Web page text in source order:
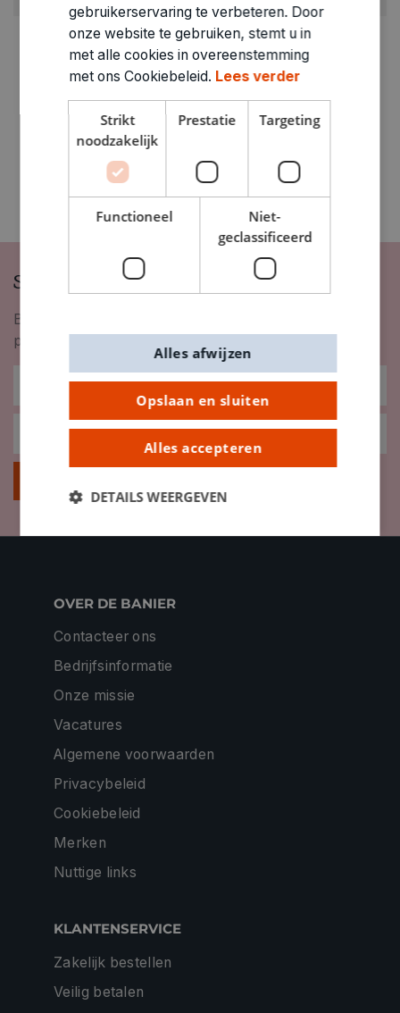
ARTIKELNUMMER
7200583
Schrijf je in op onze nieuwsbrief
Blijf op de hoogte van nieuwigheden, inspiratie,
promoties en meer!
OVER DE BANIER
Contacteer ons
Bedrijfsinformatie
Onze missie
Vacatures
Algemene voorwaarden
Privacybeleid
Cookiebeleid
Merken
Nuttige links
KLANTENSERVICE
Zakelijk bestellen
Veilig betalen
gebruikerservaring te verbeteren. Door
onze website te gebruiken, stemt u in
met alle cookies in overeenstemming
met ons Cookiebeleid. Lees verder
Strikt
noodzakelijk
Prestatie Targeting
Functioneel
Niet-
geclassificeerd
Opslaan en sluiten
Alles accepteren
Alles afwijzen
DETAILS WEERGEVEN